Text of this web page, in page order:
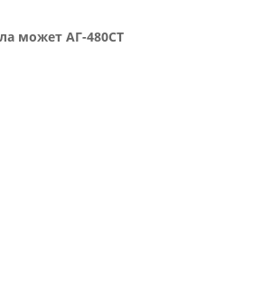
может АГ-480СТ